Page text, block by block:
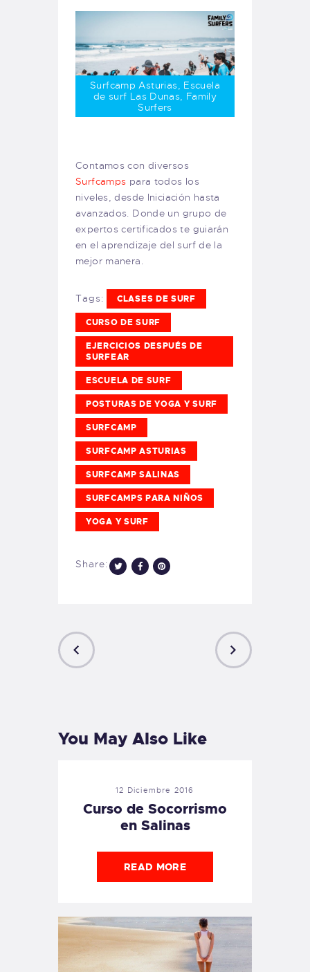
Surfcamp Asturias, Escuela
de surf Las Dunas, Family
Surfers
Contamos con diversos
Surfcamps para todos los
niveles, desde Iniciación hasta
avanzados. Donde un grupo de
expertos certificados te guiarán
en el aprendizaje del surf de la
mejor manera.
Tags: CLASES DE SURF
CURSO DE SURF
EJERCICIOS DESPUÉS DE
SURFEAR
ESCUELA DE SURF
POSTURAS DE YOGA Y SURF
SURFCAMP
SURFCAMP ASTURIAS
SURFCAMP SALINAS
SURFCAMPS PARA NIÑOS
YOGA Y SURF
Share:
You May Also Like
12 Diciembre 2016
Curso de Socorrismo
en Salinas
READ MORE